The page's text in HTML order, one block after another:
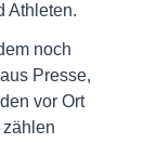
Athleten.
noch
Presse,
vor Ort